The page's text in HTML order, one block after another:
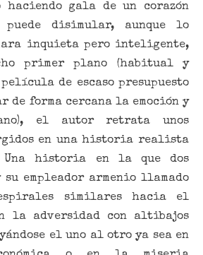
haciendo gala de un corazón
puede disimular, aunque lo
inquieta pero inteligente,
primer plano (habitual y
de escaso presupuesto
de forma cercana la emoción y
el autor retrata unos
en una historia realista
Una historia en la que dos
su empleador armenio llamado
similares hacia el
la adversidad con altibajos
el uno al otro ya sea en